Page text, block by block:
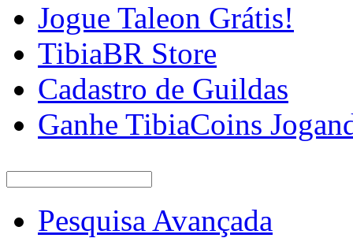
Jogue Taleon Grátis!
TibiaBR Store
Cadastro de Guildas
Ganhe TibiaCoins
Pesquisa Avançada